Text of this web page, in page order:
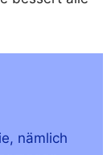
näm­lich